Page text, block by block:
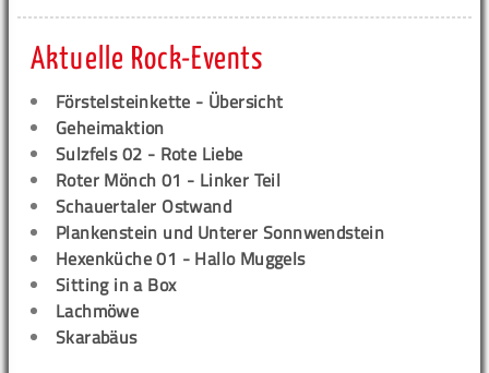
Aktuelle Rock-Events
Förstelsteinkette - Übersicht
Geheimaktion
Sulzfels 02 - Rote Liebe
Roter Mönch 01 - Linker Teil
Schauertaler Ostwand
Plankenstein und Unterer Sonnwendstein
Hexenküche 01 - Hallo Muggels
Sitting in a Box
Lachmöwe
Skarabäus